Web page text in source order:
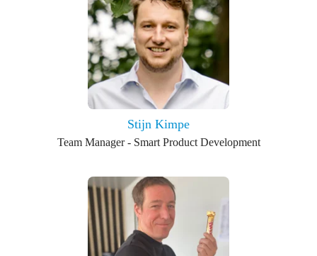
Stijn Kimpe
Team Manager - Smart Product Development